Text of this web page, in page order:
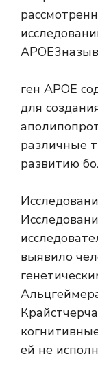
APOE3
ген АРОЕ
для
различные
развитию
выявило
ей не